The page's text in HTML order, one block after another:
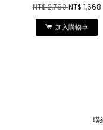
NT$ 2,780NT$ 1,668
加入購物車
聯